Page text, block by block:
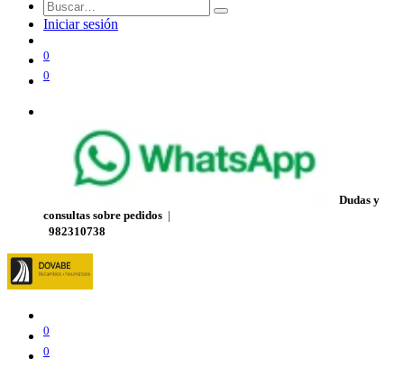
Iniciar sesión
0
0
Dudas y
consultas sobre pedidos |
982310738
0
0